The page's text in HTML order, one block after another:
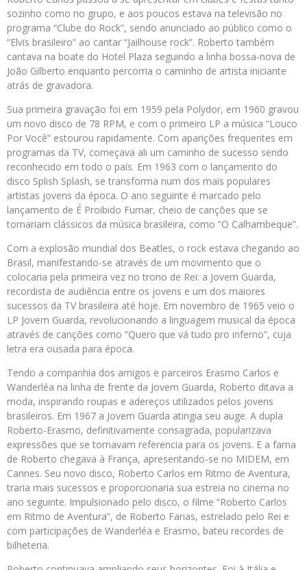
sozinho como no grupo, e aos poucos estava na televisão no
programa “Clube do Rock”, sendo anunciado ao público como o
“Elvis brasileiro” ao cantar “Jailhouse rock”. Roberto também
cantava na boate do Hotel Plaza seguindo a linha bossa-nova de
João Gilberto enquanto percorria o caminho de artista iniciante
atrás de gravadora.
Sua primeira gravação foi em 1959 pela Polydor, em 1960 gravou
um novo disco de 78 RPM, e com o primeiro LP a música “Louco
Por Você” estourou rapidamente. Com aparições frequentes em
programas da TV, começava ali um caminho de sucesso sendo
reconhecido em todo o país. Em 1963 com o lançamento do
disco Splish Splash, se transforma num dos mais populares
artistas jovens da época. O ano seguinte é marcado pelo
lançamento de É Proibido Fumar, cheio de canções que se
tornariam clássicos da música brasileira, como “O Calhambeque”.
Com a explosão mundial dos Beatles, o rock estava chegando ao
Brasil, manifestando-se através de um movimento que o
colocaria pela primeira vez no trono de Rei: a Jovem Guarda,
recordista de audiência entre os jovens e um dos maiores
sucessos da TV brasileira até hoje. Em novembro de 1965 veio o
LP Jovem Guarda, revolucionando a linguagem musical da época
através de canções como “Quero que vá tudo pro inferno”, cuja
letra era ousada para época.
Tendo a companhia dos amigos e parceiros Erasmo Carlos e
Wanderléa na linha de frente da Jovem Guarda, Roberto ditava a
moda, inspirando roupas e adereços utilizados pelos jovens
brasileiros. Em 1967 a Jovem Guarda atingia seu auge. A dupla
Roberto-Erasmo, definitivamente consagrada, popularizava
expressões que se tornavam referencia para os jovens. E a fama
de Roberto chegava à França, apresentando-se no MIDEM, em
Cannes. Seu novo disco, Roberto Carlos em Ritmo de Aventura,
traria mais sucessos e proporcionaria sua estreia no cinema no
ano seguinte. Impulsionado pelo disco, o filme “Roberto Carlos
em Ritmo de Aventura”, de Roberto Farias, estrelado pelo Rei e
com participações de Wanderléa e Erasmo, bateu recordes de
bilheteria.